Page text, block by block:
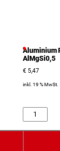
Aluminium
AlMgSi0,5
€5,47
inkl. 19 % MwSt.
Anzahl